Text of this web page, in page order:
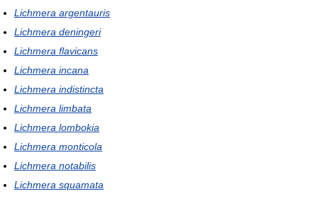
Lichmera argentauris
Lichmera deningeri
Lichmera flavicans
Lichmera incana
Lichmera indistincta
Lichmera limbata
Lichmera lombokia
Lichmera monticola
Lichmera notabilis
Lichmera squamata